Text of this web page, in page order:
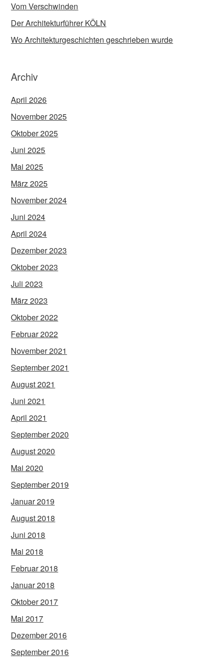
Vom Verschwinden
Der Architekturführer KÖLN
Wo Architekturgeschichten geschrieben wurde
Archiv
April 2026
November 2025
Oktober 2025
Juni 2025
Mai 2025
März 2025
November 2024
Juni 2024
April 2024
Dezember 2023
Oktober 2023
Juli 2023
März 2023
Oktober 2022
Februar 2022
November 2021
September 2021
August 2021
Juni 2021
April 2021
September 2020
August 2020
Mai 2020
September 2019
Januar 2019
August 2018
Juni 2018
Mai 2018
Februar 2018
Januar 2018
Oktober 2017
Mai 2017
Dezember 2016
September 2016